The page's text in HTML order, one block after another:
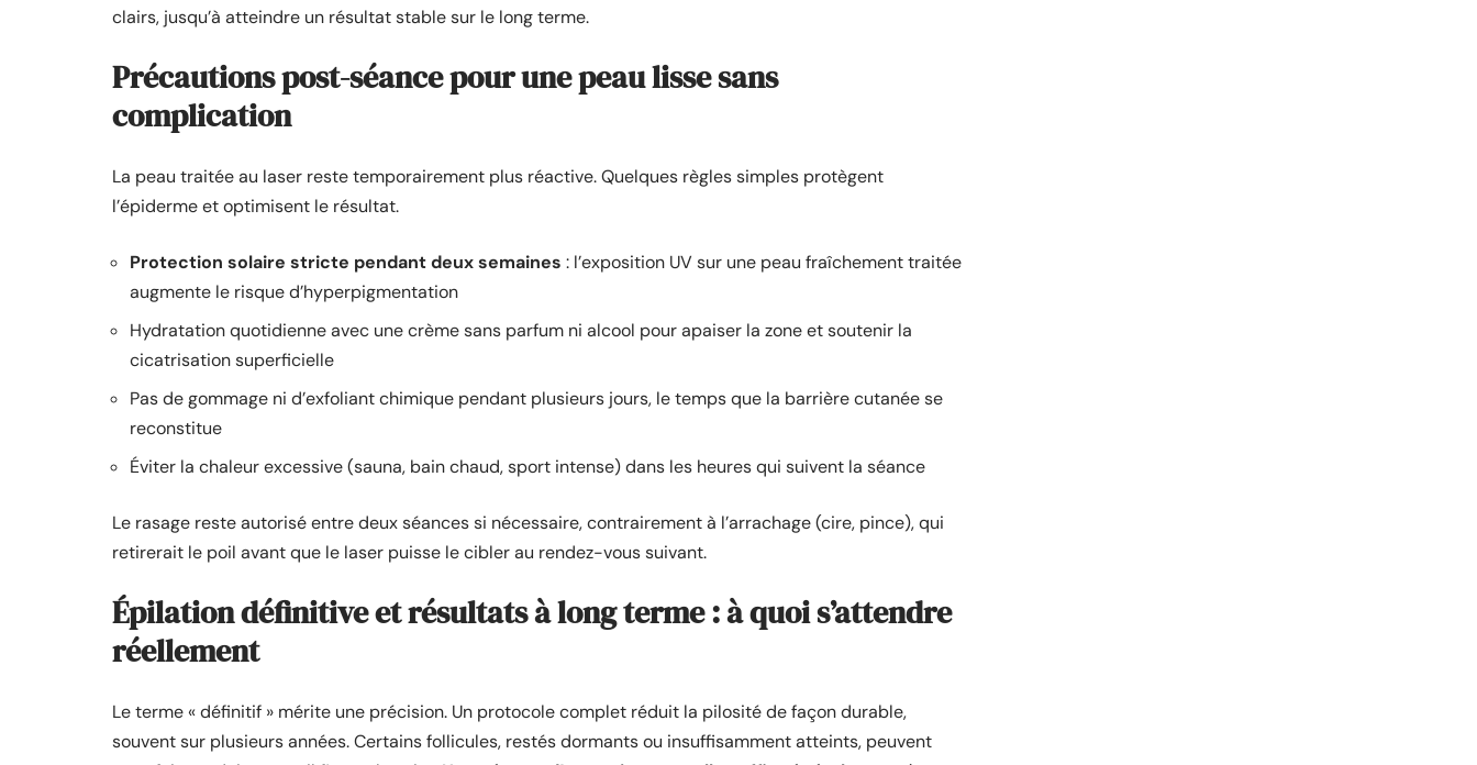
clairs, jusqu’à atteindre un résultat stable sur le long terme.
Précautions post-séance pour une peau lisse sans
complication
La peau traitée au laser reste temporairement plus réactive. Quelques règles simples protègent
l’épiderme et optimisent le résultat.
Protection solaire stricte pendant deux semaines : l’exposition UV sur une peau fraîchement traitée
augmente le risque d’hyperpigmentation
Hydratation quotidienne avec une crème sans parfum ni alcool pour apaiser la zone et soutenir la
cicatrisation superficielle
Pas de gommage ni d’exfoliant chimique pendant plusieurs jours, le temps que la barrière cutanée se
reconstitue
Éviter la chaleur excessive (sauna, bain chaud, sport intense) dans les heures qui suivent la séance
Le rasage reste autorisé entre deux séances si nécessaire, contrairement à l’arrachage (cire, pince), qui
retirerait le poil avant que le laser puisse le cibler au rendez-vous suivant.
Épilation définitive et résultats à long terme : à quoi s’attendre
réellement
Le terme « définitif » mérite une précision. Un protocole complet réduit la pilosité de façon durable,
souvent sur plusieurs années. Certains follicules, restés dormants ou insuffisamment atteints, peuvent